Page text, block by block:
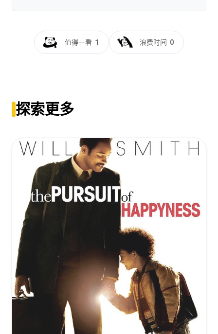
幕】【战争/人性】【16.2GB】
[16.2GB] 复制 下载
[19.8GB] 复制
值得一看 1 浪费时间 0
探索更多